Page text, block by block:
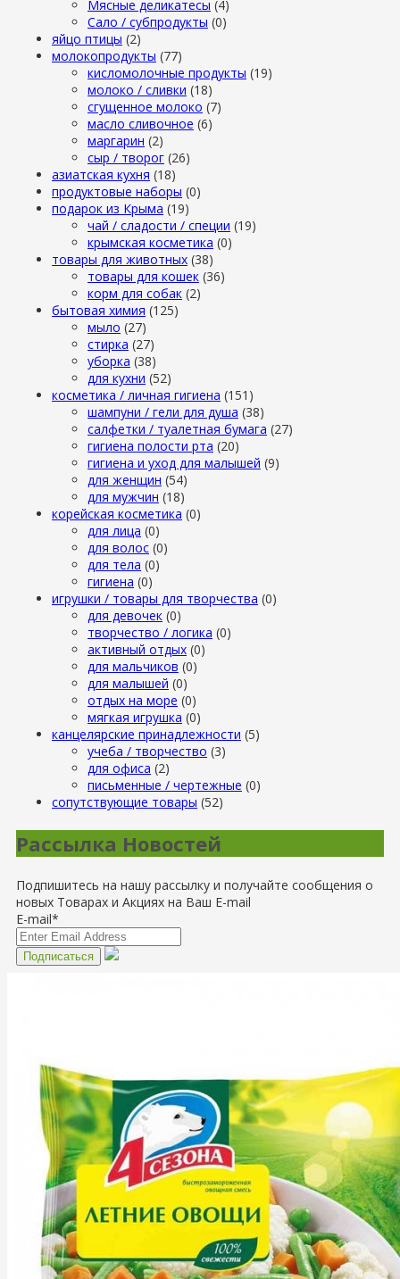
Мясные деликатесы (4)
Сало / субпродукты (0)
яйцо птицы (2)
молокопродукты (77)
кисломолочные продукты (19)
молоко / сливки (18)
сгущенное молоко (7)
масло сливочное (6)
маргарин (2)
сыр / творог (26)
азиатская кухня (18)
продуктовые наборы (0)
подарок из Крыма (19)
чай / сладости / специи (19)
крымская косметика (0)
товары для животных (38)
товары для кошек (36)
корм для собак (2)
бытовая химия (125)
мыло (27)
стирка (27)
уборка (38)
для кухни (52)
косметика / личная гигиена (151)
шампуни / гели для душа (38)
салфетки / туалетная бумага (27)
гигиена полости рта (20)
гигиена и уход для малышей (9)
для женщин (54)
для мужчин (18)
корейская косметика (0)
для лица (0)
для волос (0)
для тела (0)
гигиена (0)
игрушки / товары для творчества (0)
для девочек (0)
творчество / логика (0)
активный отдых (0)
для мальчиков (0)
для малышей (0)
отдых на море (0)
мягкая игрушка (0)
канцелярские принадлежности (5)
учеба / творчество (3)
для офиса (2)
письменные / чертежные (0)
сопутствующие товары (52)
Рассылка Новостей
Подпишитесь на нашу рассылку и получайте сообщения о
новых Товарах и Акциях на Ваш E-mail
E-mail*